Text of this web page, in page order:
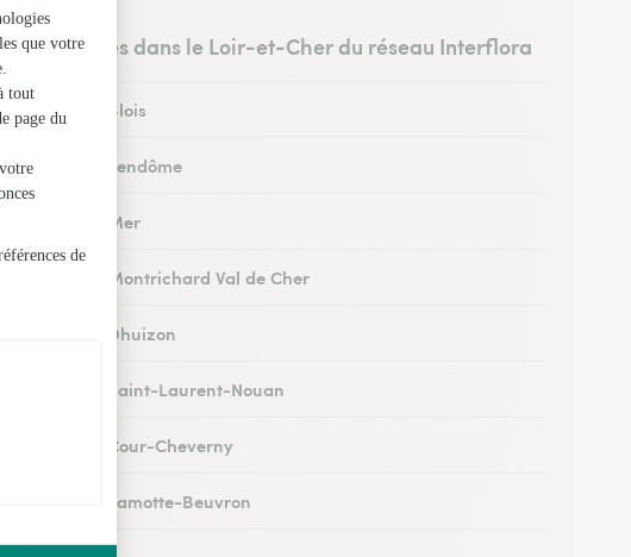
Les fleuristes dans le Loir-et-Cher du réseau Interflora
Fleuristes à Blois
Fleuristes à Vendôme
Fleuristes à Mer
Fleuristes à Montrichard Val de Cher
Fleuristes à Dhuizon
Fleuristes à Saint-Laurent-Nouan
Fleuristes à Cour-Cheverny
Fleuristes à Lamotte-Beuvron